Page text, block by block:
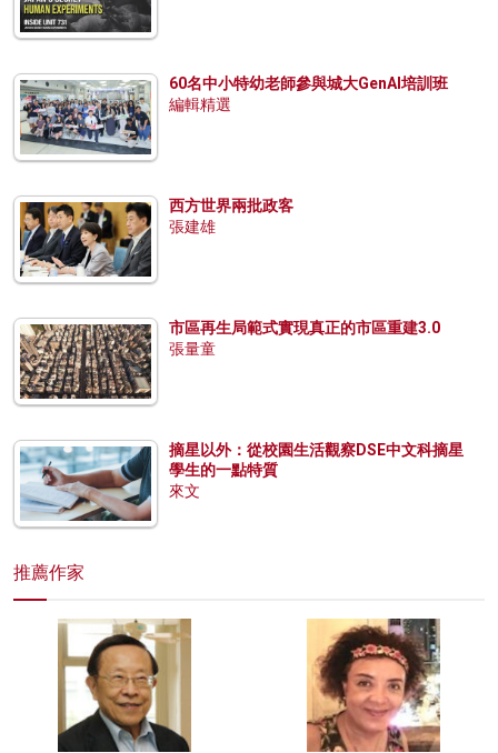
60名中小特幼老師參與城大GenAI培訓班
編輯精選
西方世界兩批政客
張建雄
市區再生局範式實現真正的市區重建3.0
張量童
摘星以外：從校園生活觀察DSE中文科摘星
學生的一點特質
來文
推薦作家